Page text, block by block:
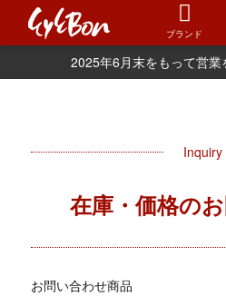
ブランド
2025年6月末をもって営業
Inquiry
在庫・価格の
お問い合わせ商品